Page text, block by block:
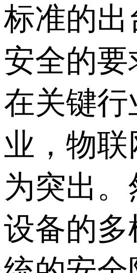
标准的
安全的
在关键
业，物
为突出
设备的